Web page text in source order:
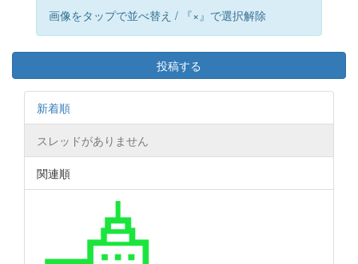
画像をタップで並べ替え / 『×』で選択解除
投稿する
新着順
スレッドがありません
関連順